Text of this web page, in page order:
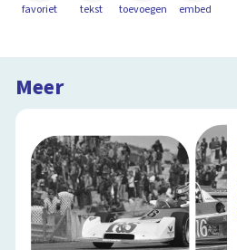
favoriet tekst toevoegen embed
Meer